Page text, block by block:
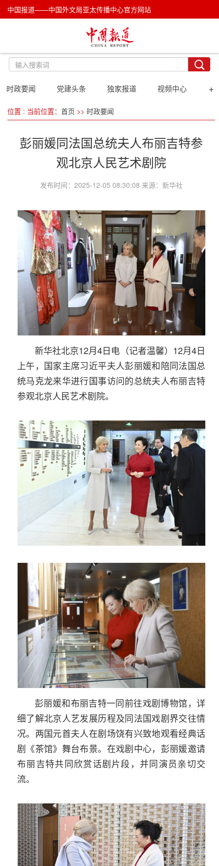
中国报道——中国外文局亚太传播中心官方网站
时政要闻 党建头条 独家报道 视频中心 +
位置 : 当前位置： 首页 >> 时政要闻
彭丽媛同法国总统夫人布丽吉特参
观北京人民艺术剧院
发布时间：2025-12-05 08:30:08 来源：新华社
新华社北京12月4日电（记者温馨）12月4日
上午，国家主席习近平夫人彭丽媛和陪同法国总
统马克龙来华进行国事访问的总统夫人布丽吉特
参观北京人民艺术剧院。
彭丽媛和布丽吉特一同前往戏剧博物馆，详
细了解北京人艺发展历程及同法国戏剧界交往情
况。两国元首夫人在剧场饶有兴致地观看经典话
剧《茶馆》舞台布景。在戏剧中心，彭丽媛邀请
布丽吉特共同欣赏话剧片段，并同演员亲切交
流。